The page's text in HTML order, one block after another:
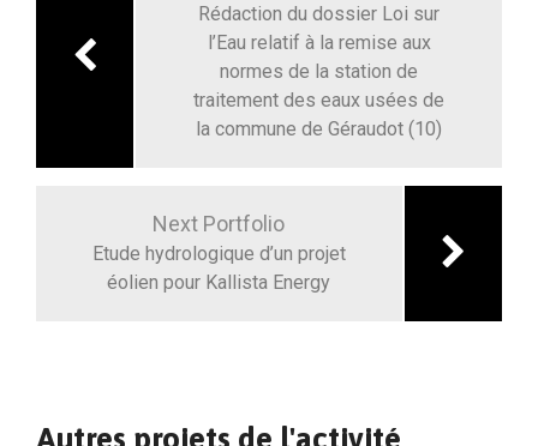
Rédaction du dossier Loi sur
l’Eau relatif à la remise aux
normes de la station de
traitement des eaux usées de
la commune de Géraudot (10)
Next Portfolio
Etude hydrologique d’un projet
éolien pour Kallista Energy
Autres projets de l'activité